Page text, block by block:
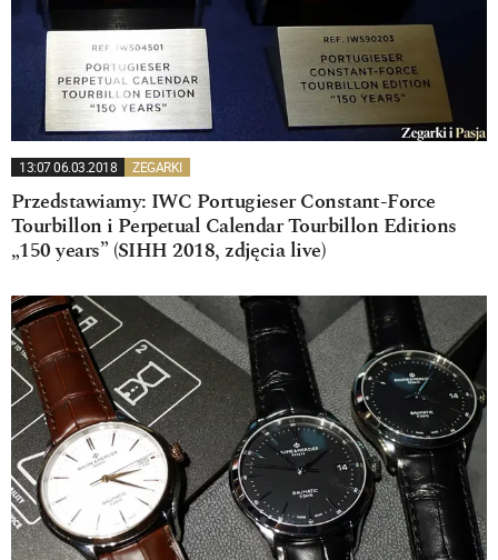
13:07 06.03.2018 ZEGARKI
Przedstawiamy: IWC Portugieser Constant-Force
Tourbillon i Perpetual Calendar Tourbillon Editions
„150 years” (SIHH 2018, zdjęcia live)